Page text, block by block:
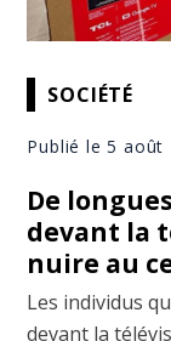
SOCIÉTÉ
Publié le 5 août
De
devant la
nuire au
Les individus
devant la